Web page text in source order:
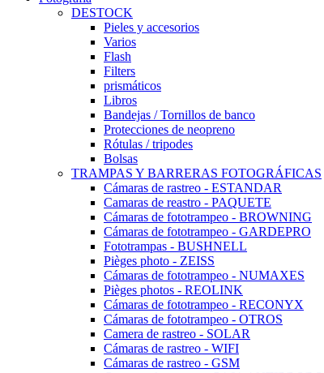
DESTOCK
Pieles y accesorios
Varios
Flash
Filters
prismáticos
Libros
Bandejas / Tornillos de banco
Protecciones de neopreno
Rótulas / tripodes
Bolsas
TRAMPAS Y BARRERAS FOTOGRÁFICAS
Cámaras de rastreo - ESTANDAR
Camaras de reastro - PAQUETE
Cámaras de fototrampeo - BROWNING
Cámaras de fototrampeo - GARDEPRO
Fototrampas - BUSHNELL
Pièges photo - ZEISS
Cámaras de fototrampeo - NUMAXES
Pièges photos - REOLINK
Cámaras de fototrampeo - RECONYX
Cámaras de fototrampeo - OTROS
Camera de rastreo - SOLAR
Cámaras de rastreo - WIFI
Cámaras de rastreo - GSM